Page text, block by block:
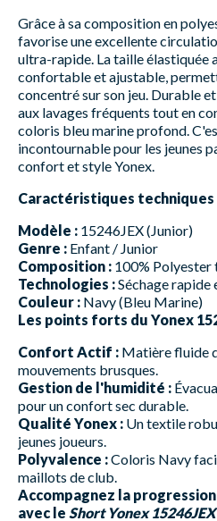
Grâce à sa composition en
favorise une excellente
ultra-rapide. La taille élastiquée
confortable et ajustable,
concentré sur son jeu. Durable
aux lavages fréquents tout en
coloris bleu marine profond.
incontournable pour les jeunes
confort et style Yonex.
Caractéristiques techniques
Modèle : 15246JEX (Junior)
Genre : Enfant / Junior
Composition : 100% Polyester
Technologies :Séchage
Couleur : Navy (Bleu Marine)
Les points forts du Yonex
Confort Actif : Matière fluide
mouvements brusques.
Gestion de l'humidité :
pour un confort sec durable.
Qualité Yonex : Un textile
jeunes joueurs.
Polyvalence :Coloris Navy
maillots de club.
Accompagnez la
avec le Short Yonex